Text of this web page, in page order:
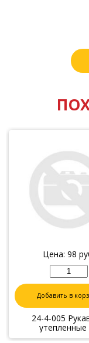
Цена: 98
Добавить в
24-4-005
утепленные